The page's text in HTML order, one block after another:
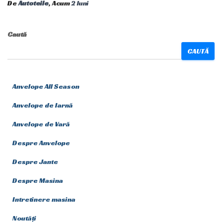
DeAutoteile, Acum2 luni
Caută
CAUTĂ
Anvelope All Season
Anvelope de Iarnă
Anvelope de Vară
Despre Anvelope
Despre Jante
Despre Masina
Intretinere masina
Noutăți